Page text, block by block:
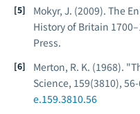
Mokyr, J. (2009). The
History of Britain
Press.
Merton, R. K. (1968).
Science, 159(3810),
e.159.3810.56